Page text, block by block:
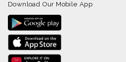
Download Our Mobile App